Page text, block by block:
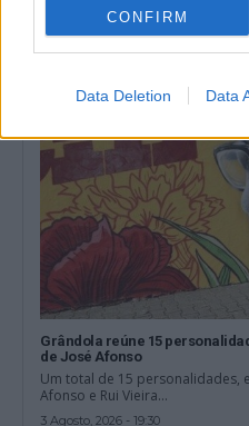
CONFIRM
Data Deletion Data
6 Agosto, 2026 - 11:05
Grândola reúne 15
de José Afonso
Um total de 15 personalidades,
Afonso e Rui Vieira...
3 Agosto, 2026 - 19:30